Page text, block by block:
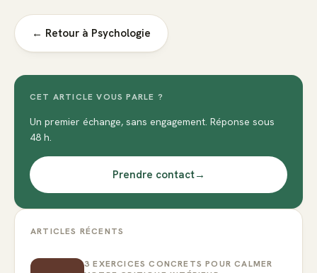
← Retour à Psychologie
CET ARTICLE VOUS PARLE ?
Un premier échange, sans engagement. Réponse sous
48 h.
Prendre contact→
ARTICLES RÉCENTS
3 EXERCICES CONCRETS POUR CALMER